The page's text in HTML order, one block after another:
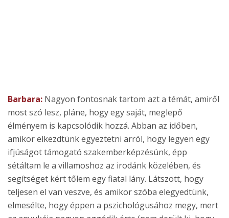
Barbara: Nagyon fontosnak tartom azt a témát, amiről
most szó lesz, pláne, hogy egy saját, meglepő
élményem is kapcsolódik hozzá. Abban az időben,
amikor elkezdtünk egyeztetni arról, hogy legyen egy
ifjúságot támogató szakemberképzésünk, épp
sétáltam le a villamoshoz az irodánk közelében, és
segítséget kért tőlem egy fiatal lány. Látszott, hogy
teljesen el van veszve, és amikor szóba elegyedtünk,
elmesélte, hogy éppen a pszichológusához megy, mert